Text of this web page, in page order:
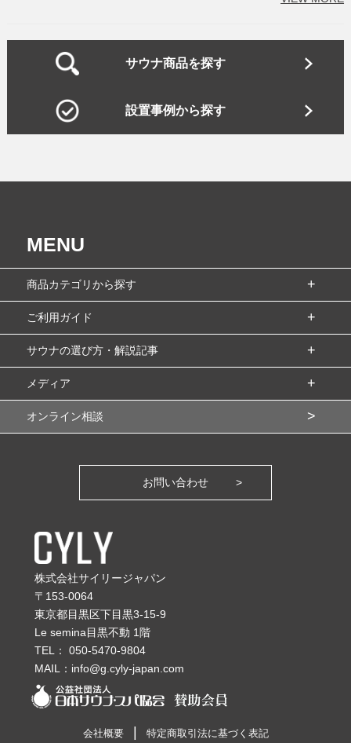
サウナ商品を探す
設置事例から探す
MENU
商品カテゴリから探す
ご利用ガイド
サウナの選び方・解説記事
メディア
オンライン相談
お問い合わせ
株式会社サイリージャパン
〒153-0064
東京都目黒区下目黒3-15-9
Le semina目黒不動 1階
TEL： 050-5470-9804
MAIL： info@g.cyly-japan.com
会社概要 特定商取引法に基づく表記